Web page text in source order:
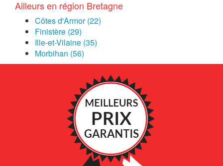
Ailleurs en région Bretagne
Côtes d'Armor (22)
Finistère (29)
Ille-et-Vilaine (35)
Morbihan (56)